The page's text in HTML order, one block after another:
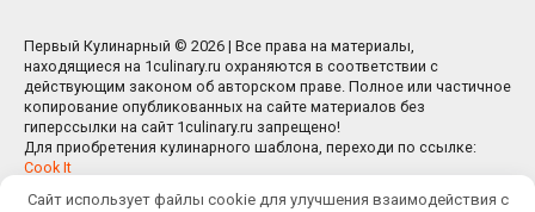
Первый Кулинарный © 2026 | Все права на материалы,
находящиеся на 1culinary.ru охраняются в соответствии с
действующим законом об авторском праве. Полное или частичное
копирование опубликованных на сайте материалов без
гиперссылки на сайт 1culinary.ru запрещено!
Для приобретения кулинарного шаблона, переходи по ссылке:
Cook It
Сайт использует файлы cookie для улучшения взаимодействия с